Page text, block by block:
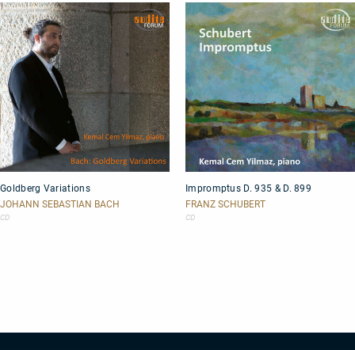
Variations
Goldberg Variations
JOHANN SEBASTIAN BACH
CD
D.
935
&
Impromptus D. 935 & D. 899
FRANZ SCHUBERT
CD